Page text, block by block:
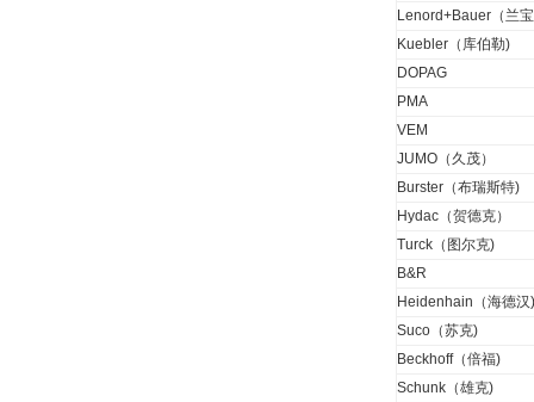
Lenord+Bauer（兰
Kuebler（库伯勒)
DOPAG
PMA
VEM
JUMO（久茂）
Burster（布瑞斯特)
Hydac（贺德克）
Turck（图尔克)
B&R
Heidenhain（海德汉)
Suco（苏克)
Beckhoff（倍福)
Schunk（雄克)